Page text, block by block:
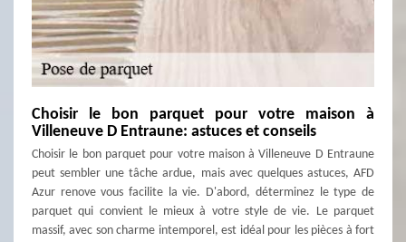
Choisir le bon parquet pour votre maison à
Villeneuve D Entraune: astuces et conseils
Choisir le bon parquet pour votre maison à Villeneuve D Entraune
peut sembler une tâche ardue, mais avec quelques astuces, AFD
Azur renove vous facilite la vie. D'abord, déterminez le type de
parquet qui convient le mieux à votre style de vie. Le parquet
massif, avec son charme intemporel, est idéal pour les pièces à fort